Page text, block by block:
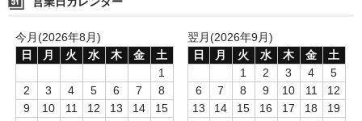
今月(2026年8月)
日
月 火 水 木 金
土
1
2
3 4 5 6 7
8
9
10 11 12 13 14
15
翌月(2026年9月)
日
月 火 水 木 金
土
1
2 3 4
5
6
7 8 9 10 11
12
13
14 15 16 17 18
19